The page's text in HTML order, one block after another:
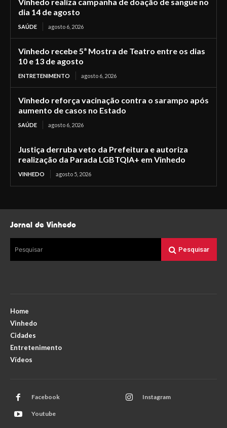
dia 14 de agosto
SAÚDE agosto 6, 2026
Vinhedo recebe 5ª Mostra de Teatro entre os dias
10 e 13 de agosto
ENTRETENIMENTO agosto 6, 2026
Vinhedo reforça vacinação contra o sarampo após
aumento de casos no Estado
SAÚDE agosto 6, 2026
Justiça derruba veto da Prefeitura e autoriza
realização da Parada LGBTQIA+ em Vinhedo
VINHEDO agosto 5, 2026
Jornal de Vinhedo
Pesquisar Pesquisar
Home
Vinhedo
Cidades
Entretenimento
Vídeos
Facebook Instagram
Youtube